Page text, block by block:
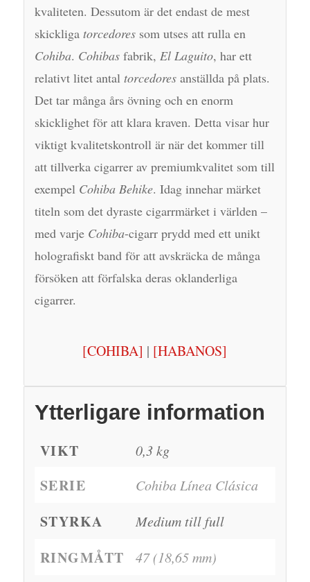
kvaliteten. Dessutom är det endast de mest
skickliga torcedoressom utses att rulla en
Cohiba. Cohibasfabrik, El Laguito, har ett
relativt litet antal torcedoresanställda på plats.
Det tar många års övning och en enorm
skicklighet för att klara kraven. Detta visar hur
viktigt kvalitetskontroll är när det kommer till
att tillverka cigarrer av premiumkvalitet som till
exempel Cohiba Behike. Idag innehar märket
titeln som det dyraste cigarrmärket i världen –
med varje Cohiba-cigarr prydd med ett unikt
holografiskt band för att avskräcka de många
försöken att förfalska deras oklanderliga
cigarrer.
[COHIBA] | [HABANOS]
Ytterligare information
VIKT 0,3 kg
SERIE Cohiba Línea Clásica
STYRKA Medium till full
RINGMÅTT 47 (18,65 mm)